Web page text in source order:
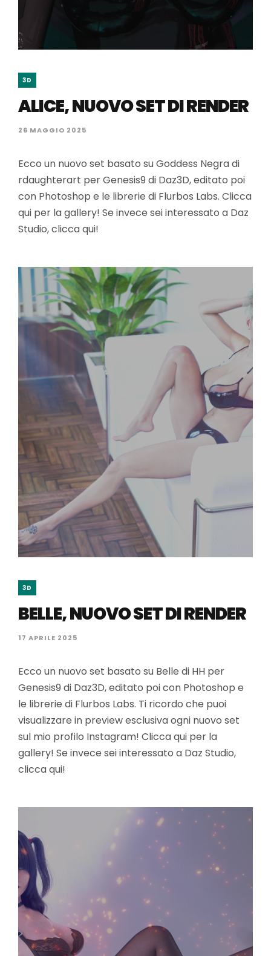
3D
ALICE, NUOVO SET DI RENDER
26 MAGGIO 2025
Ecco un nuovo set basato su Goddess Negra di
rdaughterart per Genesis9 di Daz3D, editato poi
con Photoshop e le librerie di Flurbos Labs. Clicca
qui per la gallery! Se invece sei interessato a Daz
Studio, clicca qui!
3D
BELLE, NUOVO SET DI RENDER
17 APRILE 2025
Ecco un nuovo set basato su Belle di HH per
Genesis9 di Daz3D, editato poi con Photoshop e
le librerie di Flurbos Labs. Ti ricordo che puoi
visualizzare in preview esclusiva ogni nuovo set
sul mio profilo Instagram! Clicca qui per la
gallery! Se invece sei interessato a Daz Studio,
clicca qui!